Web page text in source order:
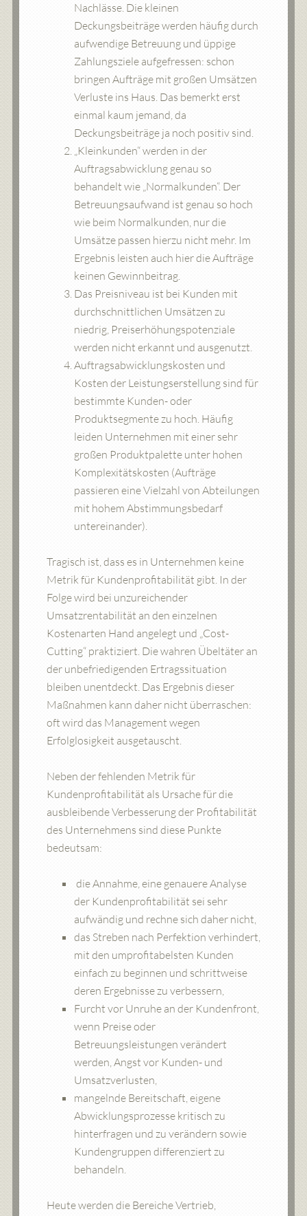
Nachlässe. Die kleinen
Deckungsbeiträge werden häufig durch
aufwendige Betreuung und üppige
Zahlungsziele aufgefressen: schon
bringen Aufträge mit großen Umsätzen
Verluste ins Haus. Das bemerkt erst
einmal kaum jemand, da
Deckungsbeiträge ja noch positiv sind.
„Kleinkunden“ werden in der
Auftragsabwicklung genau so
behandelt wie „Normalkunden“. Der
Betreuungsaufwand ist genau so hoch
wie beim Normalkunden, nur die
Umsätze passen hierzu nicht mehr. Im
Ergebnis leisten auch hier die Aufträge
keinen Gewinnbeitrag.
Das Preisniveau ist bei Kunden mit
durchschnittlichen Umsätzen zu
niedrig, Preiserhöhungspotenziale
werden nicht erkannt und ausgenutzt.
Auftragsabwicklungskosten und
Kosten der Leistungserstellung sind für
bestimmte Kunden- oder
Produktsegmente zu hoch. Häufig
leiden Unternehmen mit einer sehr
großen Produktpalette unter hohen
Komplexitätskosten (Aufträge
passieren eine Vielzahl von Abteilungen
mit hohem Abstimmungsbedarf
untereinander).
Tragisch ist, dass es in Unternehmen keine
Metrik für Kundenprofitabilität gibt. In der
Folge wird bei unzureichender
Umsatzrentabilität an den einzelnen
Kostenarten Hand angelegt und „Cost-
Cutting“ praktiziert. Die wahren Übeltäter an
der unbefriedigenden Ertragssituation
bleiben unentdeckt. Das Ergebnis dieser
Maßnahmen kann daher nicht überraschen:
oft wird das Management wegen
Erfolglosigkeit ausgetauscht.
Neben der fehlenden Metrik für
Kundenprofitabilität als Ursache für die
ausbleibende Verbesserung der Profitabilität
des Unternehmens sind diese Punkte
bedeutsam:
die Annahme, eine genauere Analyse
der Kundenprofitabilität sei sehr
aufwändig und rechne sich daher nicht,
das Streben nach Perfektion verhindert,
mit den umprofitabelsten Kunden
einfach zu beginnen und schrittweise
deren Ergebnisse zu verbessern,
Furcht vor Unruhe an der Kundenfront,
wenn Preise oder
Betreuungsleistungen verändert
werden, Angst vor Kunden- und
Umsatzverlusten,
mangelnde Bereitschaft, eigene
Abwicklungsprozesse kritisch zu
hinterfragen und zu verändern sowie
Kundengruppen differenziert zu
behandeln.
Heute werden die Bereiche Vertrieb,